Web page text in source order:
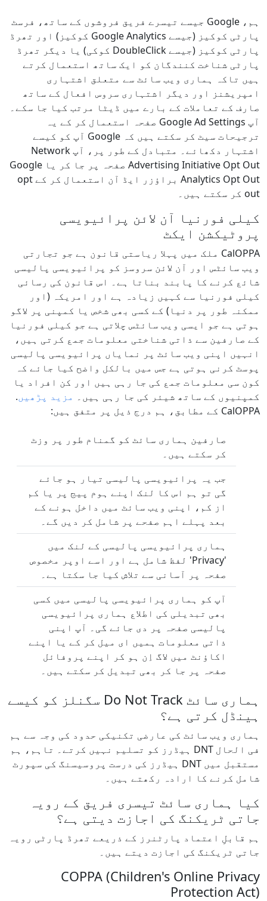
ہم، Google جیسے تیسرے فریق فروشوں کے ساتھ، فرسٹ
پارٹی کوکیز (جیسے Google Analytics کوکیز) اور تھرڈ
پارٹی کوکیز (جیسے DoubleClick کوکی) یا دیگر تھرڈ
پارٹی شناخت کنندگان کو ایک ساتھ استعمال کرتے
ہیں تاکہ ہماری ویب سائٹ سے متعلق اشتہاری
امپریشنز اور دیگر اشتہاری سروس افعال کے ساتھ
صارف کے تعاملات کے بارے میں ڈیٹا مرتب کیا جا سکے۔
آپ Google Ad Settings صفحہ استعمال کر کے یہ
ترجیحات سیٹ کر سکتے ہیں کہ Google آپ کو کیسے
اشتہار دکھائے۔ متبادل کے طور پر، آپ Network
Advertising Initiative Opt Out صفحہ پر جا کر یا Google
Analytics Opt Out براؤزر ایڈ آن استعمال کر کے opt
out کر سکتے ہیں۔
کیلی فورنیا آن لائن پرائیویسی
پروٹیکشن ایکٹ
CalOPPA ملک میں پہلا ریاستی قانون ہے جو تجارتی
ویب سائٹس اور آن لائن سروسز کو پرائیویسی پالیسی
شائع کرنے کا پابند بناتا ہے۔ اس قانون کی رسائی
کیلی فورنیا سے کہیں زیادہ ہے اور امریکہ (اور
ممکنہ طور پر دنیا) کے کسی بھی شخص یا کمپنی پر لاگو
ہوتی ہے جو ایسی ویب سائٹس چلاتی ہے جو کیلی فورنیا
کے صارفین سے ذاتی شناختی معلومات جمع کرتی ہیں،
انہیں اپنی ویب سائٹ پر نمایاں پرائیویسی پالیسی
پوسٹ کرنی ہوتی ہے جس میں بالکل واضح کیا جائے کہ
کون سی معلومات جمع کی جا رہی ہیں اور کن افراد یا
کمپنیوں کے ساتھ شیئر کی جا رہی ہیں۔ مزید پڑھیں.
CalOPPA کے مطابق، ہم درج ذیل پر متفق ہیں:
صارفین ہماری سائٹ کو گمنام طور پر وزٹ
کر سکتے ہیں۔
جب یہ پرائیویسی پالیسی تیار ہو جائے
گی تو ہم اس کا لنک اپنے ہوم پیج پر یا کم
از کم، اپنی ویب سائٹ میں داخل ہونے کے
بعد پہلے اہم صفحے پر شامل کر دیں گے۔
ہماری پرائیویسی پالیسی کے لنک میں
'Privacy' لفظ شامل ہے اور اسے اوپر مخصوص
صفحہ پر آسانی سے تلاش کیا جا سکتا ہے۔
آپ کو ہماری پرائیویسی پالیسی میں کسی
بھی تبدیلی کی اطلاع ہماری پرائیویسی
پالیسی صفحہ پر دی جائے گی۔ آپ اپنی
ذاتی معلومات ہمیں ای میل کر کے یا اپنے
اکاؤنٹ میں لاگ اِن ہو کر اپنے پروفائل
صفحہ پر جا کر بھی تبدیل کر سکتے ہیں۔
ہماری سائٹ Do Not Track سگنلز کو کیسے
ہینڈل کرتی ہے؟
ہماری ویب سائٹ کی عارضی تکنیکی حدود کی وجہ سے ہم
فی الحال DNT ہیڈرز کو تسلیم نہیں کرتے۔ تاہم، ہم
مستقبل میں DNT ہیڈرز کی درست پروسیسنگ کی سپورٹ
شامل کرنے کا ارادہ رکھتے ہیں۔
کیا ہماری سائٹ تیسری فریق کے رویہ
جاتی ٹریکنگ کی اجازت دیتی ہے؟
ہم قابلِ اعتماد پارٹنرز کے ذریعے تھرڈ پارٹی رویہ
جاتی ٹریکنگ کی اجازت دیتے ہیں۔
COPPA (Children's Online Privacy
Protection Act)